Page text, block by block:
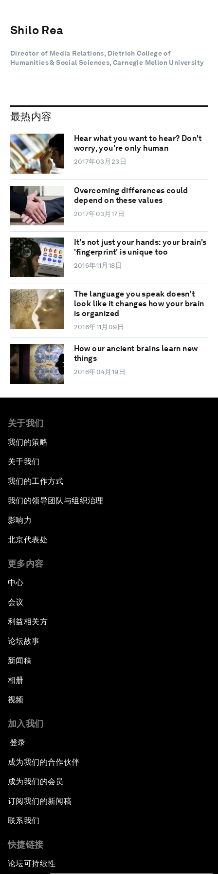
Shilo Rea
Director of Media Relations, Dietrich College of
Humanities & Social Sciences, Carnegie Mellon University
最热内容
Hear what you want to hear? Don't
worry, you're only human
2017年03月23日
Overcoming differences could
depend on these values
2017年03月17日
It's not just your hands: your brain's
'fingerprint' is unique too
2016年11月18日
The language you speak doesn't
look like it changes how your brain
is organized
2016年11月09日
How our ancient brains learn new
things
2016年04月19日
关于我们
我们的策略
关于我们
我们的工作方式
我们的领导团队与组织治理
影响力
北京代表处
更多内容
中心
会议
利益相关方
论坛故事
新闻稿
相册
视频
加入我们
登录
成为我们的合作伙伴
成为我们的会员
订阅我们的新闻稿
联系我们
快捷链接
论坛可持续性